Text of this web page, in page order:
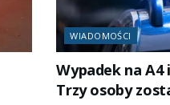
WIADOMOŚCI
Wypadek na A4
Trzy osoby